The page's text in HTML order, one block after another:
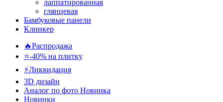
лаппатированная
глянцевая
Бамбуковые панели
Клинкер
🔥Распродажа
⭐-40% на плитку
⚡️Ликвидация
3D дизайн
Аналог по фото Новинка
Новинки